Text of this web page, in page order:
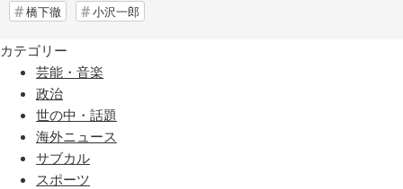
橋下徹 小沢一郎
カテゴリー
芸能・音楽
政治
世の中・話題
海外ニュース
サブカル
スポーツ